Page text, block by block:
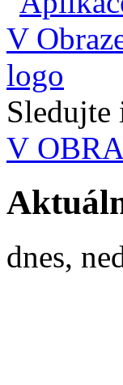
Sledujte
V
dnes,